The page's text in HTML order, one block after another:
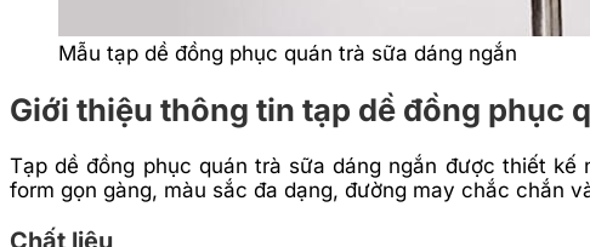
Mẫu tạp dề đồng phục quán trà sữa dáng ngắn
Giới thiệu thông tin tạp dề đồng phục
Tạp dề đồng phục quán trà sữa dáng ngắn được thiết
form gọn gàng, màu sắc đa dạng, đường may chắc chắn
Chất liệu